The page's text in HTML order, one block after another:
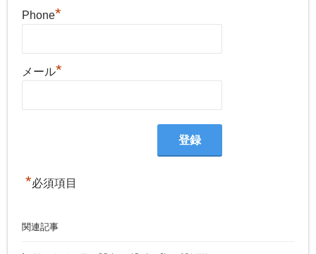
Phone*
メール*
*必須項目
関連記事